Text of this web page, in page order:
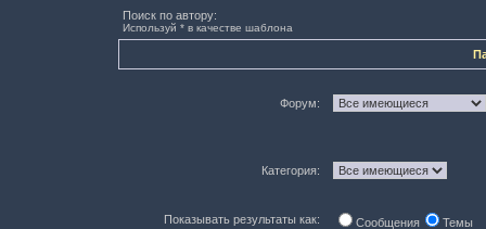
Поиск по автору:
Используй * в качестве шаблона
Форум:
Категория:
Показывать результаты как: Сообщения Темы